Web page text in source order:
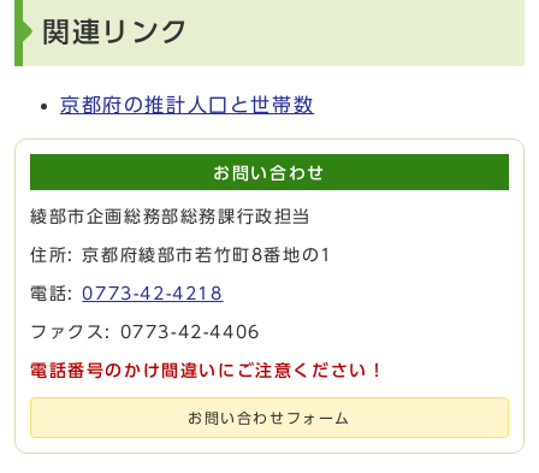
関連リンク
京都府の推計人口と世帯数
お問い合わせ
綾部市企画総務部総務課行政担当
住所: 京都府綾部市若竹町8番地の1
電話:0773-42-4218
ファクス: 0773-42-4406
電話番号のかけ間違いにご注意ください！
お問い合わせフォーム